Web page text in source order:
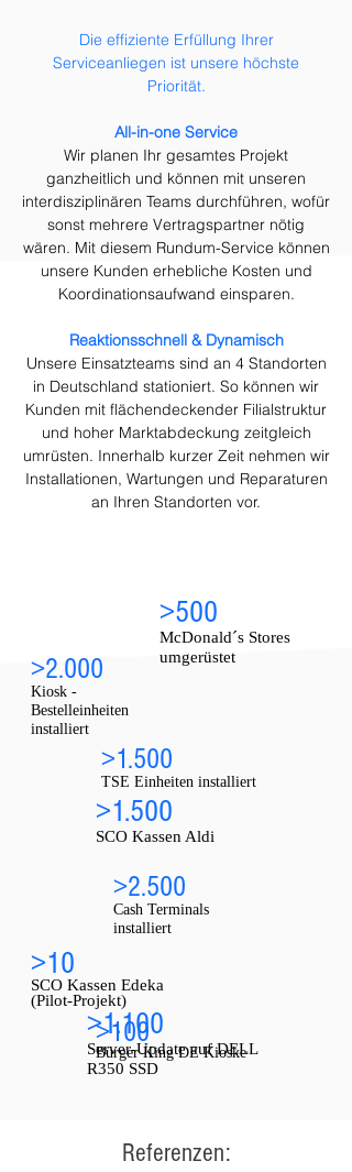
Die effiziente Erfüllung Ihrer
Serviceanliegen ist unsere höchste
Priorität.
All-in-one Service
Wir planen Ihr gesamtes Projekt
ganzheitlich und können mit unseren
interdisziplinären Teams durchführen, wofür
sonst mehrere Vertragspartner nötig
wären. Mit diesem Rundum-Service können
unsere Kunden erhebliche Kosten und
Koordinationsaufwand einsparen.
Reaktionsschnell & Dynamisch
Unsere Einsatzteams sind an 4 Standorten
in Deutschland stationiert. So können wir
Kunden mit flächendeckender Filialstruktur
und hoher Marktabdeckung zeitgleich
umrüsten. Innerhalb kurzer Zeit nehmen wir
Installationen, Wartungen und Reparaturen
an Ihren Standorten vor.
>2.000
Kiosk -
Bestelleinheiten
installiert
>500
McDonald´s Stores
umgerüstet
>1.500
TSE Einheiten installiert
>1.500
SCO Kassen Aldi
>2.500
Cash Terminals
installiert
>10
SCO Kassen Edeka
(Pilot-Projekt)
>100
Burger King DE Kioske
>1.100
Server-Update auf DELL
R350 SSD
Referenzen: